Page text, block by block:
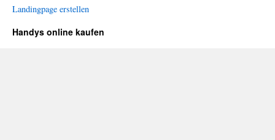
Landingpage erstellen
Handys online kaufen